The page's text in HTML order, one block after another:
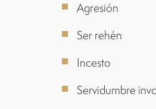
Agresión
Ser rehén
Incesto
Servidumbre